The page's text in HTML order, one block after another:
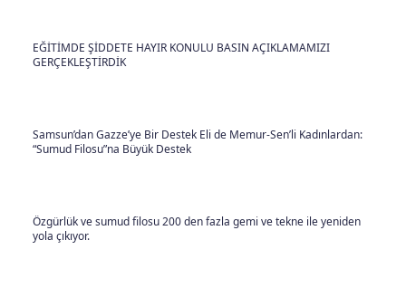
EĞİTİMDE ŞİDDETE HAYIR KONULU BASIN AÇIKLAMAMIZI
GERÇEKLEŞTİRDİK
Samsun’dan Gazze’ye Bir Destek Eli de Memur-Sen’li Kadınlardan:
“Sumud Filosu”na Büyük Destek
Özgürlük ve sumud filosu 200 den fazla gemi ve tekne ile yeniden
yola çıkıyor.